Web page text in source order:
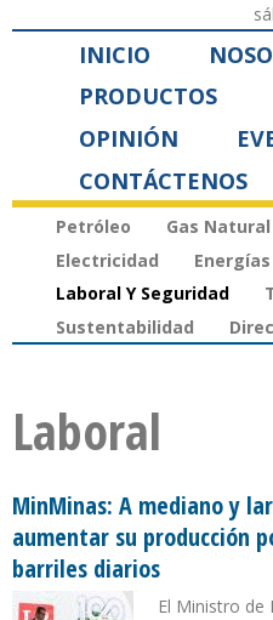
INICIO
PRODUCTOS
OPINIÓN
CONTÁCTENOS
Petróleo Gas Natural
Electricidad
Laboral Y Seguridad
Sustentabilidad
Laboral
MinMinas: A mediano y
aumentar su producción
barriles diarios
El Ministro de